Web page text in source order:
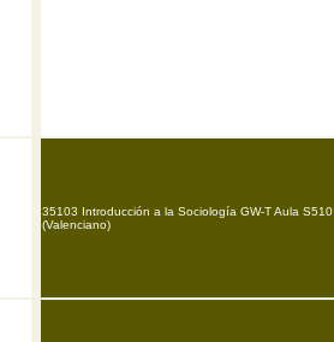
35103 Introducción a la Sociología GW-T Aula S510
(Valenciano)